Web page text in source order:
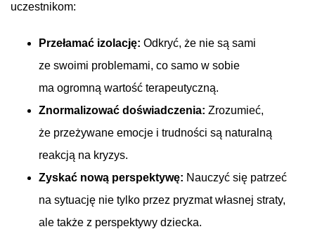
uczestnikom:
Przełamać izolację: Odkryć, że nie są sami
ze swoimi problemami, co samo w sobie
ma ogromną wartość terapeutyczną.
Znormalizować doświadczenia: Zrozumieć,
że przeżywane emocje i trudności są naturalną
reakcją na kryzys.
Zyskać nową perspektywę: Nauczyć się patrzeć
na sytuację nie tylko przez pryzmat własnej straty,
ale także z perspektywy dziecka.